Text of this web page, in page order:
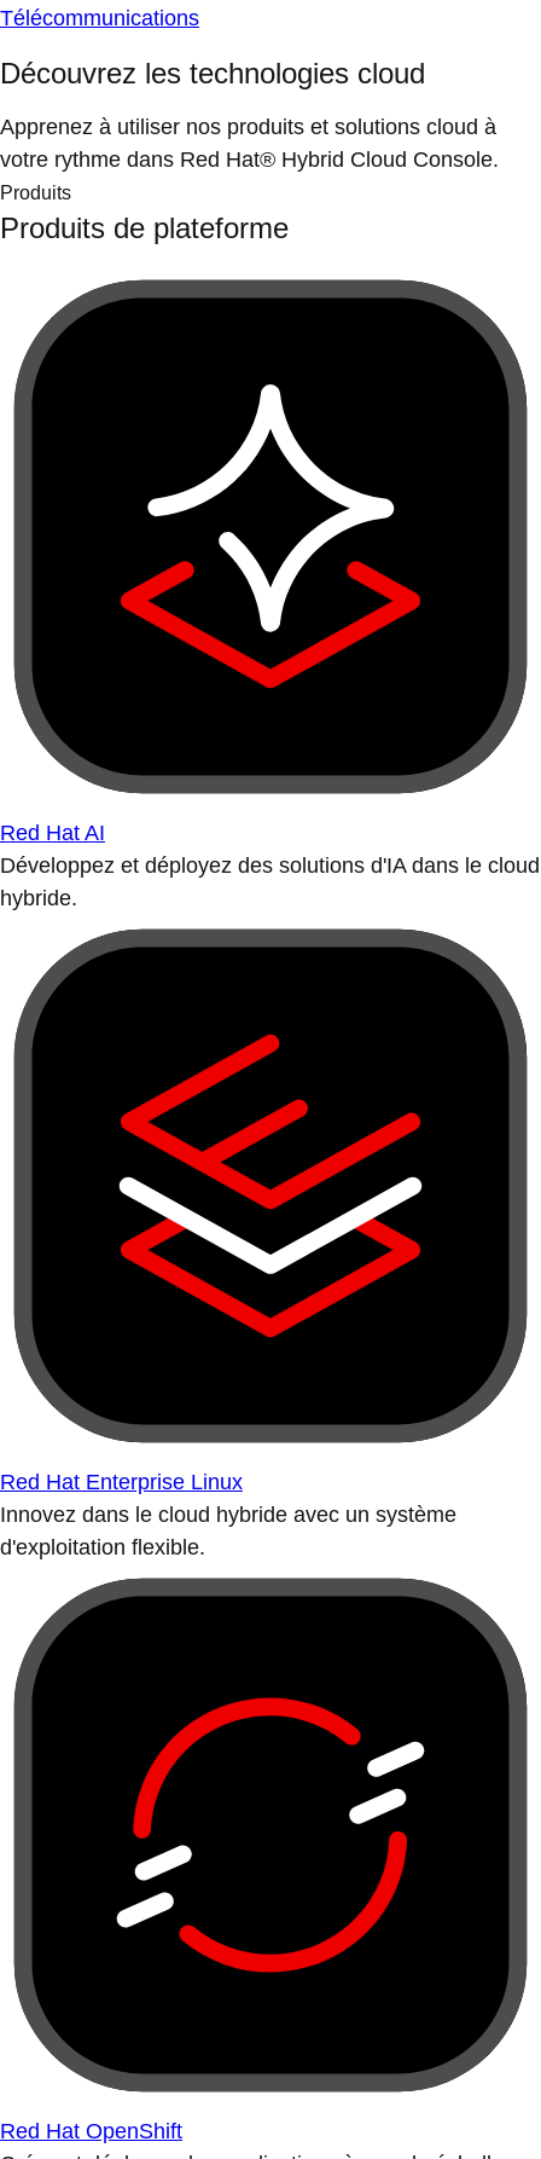
Télécommunications
Découvrez les technologies cloud
Apprenez à utiliser nos produits et solutions cloud à
votre rythme dans Red Hat® Hybrid Cloud Console.
Produits
Produits de plateforme
Red Hat AI
Développez et déployez des solutions d'IA dans le cloud
hybride.
Red Hat Enterprise Linux
Innovez dans le cloud hybride avec un système
d'exploitation flexible.
Red Hat OpenShift